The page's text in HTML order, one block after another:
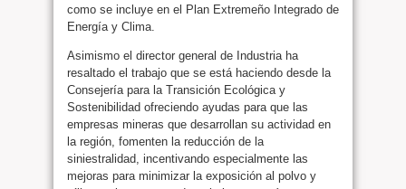
como se incluye en el Plan Extremeño Integrado de
Energía y Clima.
Asimismo el director general de Industria ha
resaltado el trabajo que se está haciendo desde la
Consejería para la Transición Ecológica y
Sostenibilidad ofreciendo ayudas para que las
empresas mineras que desarrollan su actividad en
la región, fomenten la reducción de la
siniestralidad, incentivando especialmente las
mejoras para minimizar la exposición al polvo y